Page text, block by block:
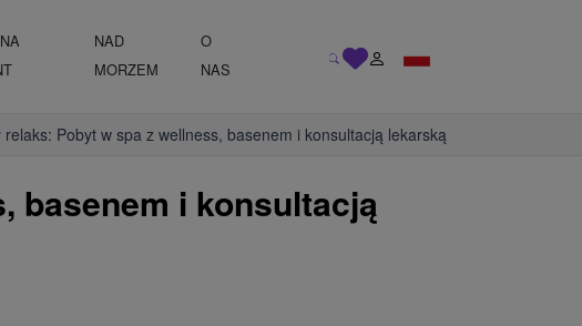
NAD
MORZEM
O
NAS
Pobyt w spa z wellness, basenem i konsultacją lekarską
basenem i konsultacją